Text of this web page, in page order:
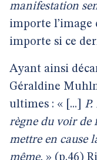
manifestation
importe l’image
importe si ce
Ayant ainsi
Géraldine
ultimes : « [...]
règne du voir de
mettre en cause
même. » (p.46)